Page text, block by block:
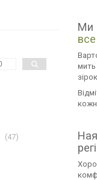
Ми
мить
47